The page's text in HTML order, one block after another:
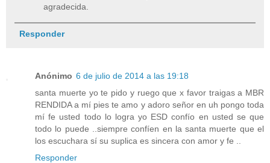
agradecida.
Responder
Anónimo 6 de julio de 2014 a las 19:18
santa muerte yo te pido y ruego que x favor traigas a MBR
RENDIDA a mí pies te amo y adoro señor en uh pongo toda
mí fe usted todo lo logra yo ESD confío en usted se que
todo lo puede ..siempre confíen en la santa muerte que el
los escuchara sí su suplica es sincera con amor y fe ..
Responder